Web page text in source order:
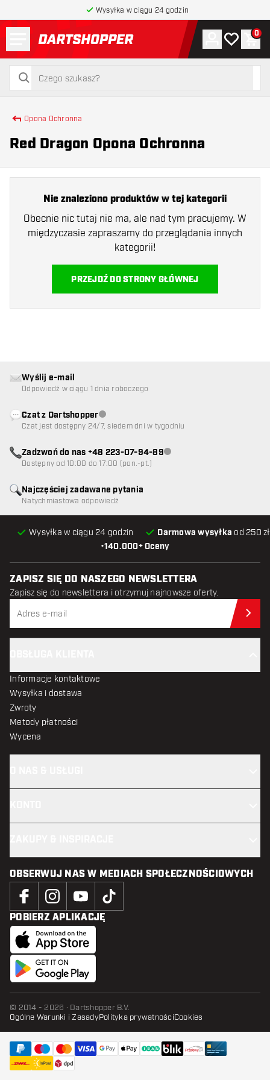
Wysyłka w ciągu 24 godzin
powrót do strony głównej
szukaj
szukaj
Konto
Moja lista
0
Opona Ochronna
Red Dragon Opona Ochronna
Nie znaleziono produktów w tej kategorii
Obecnie nic tutaj nie ma, ale nad tym pracujemy. W
międzyczasie zapraszamy do przeglądania innych
kategorii!
PRZEJDŹ DO STRONY GŁÓWNEJ
•140.000+ Oceny
Wysyłka w ciągu 24 godzin Darmowa wysyłka od 250
Najczęściej zadawane pytania
Natychmiastowa odpowiedź
Wyślij e-mail
Odpowiedź w ciągu 1 dnia roboczego
Czat z DartshopperObsługa klienta niedostępna
Czat jest dostępny 24/7, siedem dni w tygodniu
Zadzwoń do nas +48 223-07-94-89Obsługa klienta niedostępna
Dostępny od 10:00 do 17:00 (pon.-pt.)
ZAPISZ SIĘ DO NASZEGO NEWSLETTERA
Zapisz się do newslettera i otrzymuj najnowsze oferty.
Informacje kontaktowe
Wysyłka i dostawa
Zwroty
Metody płatności
Wycena
OBSERWUJ NAS W MEDIACH SPOŁECZNOŚCIOWYCH
POBIERZ APLIKACJĘ
© 2014 - 2026 · Dartshopper B.V.
Ogólne Warunki i ZasadyPolityka prywatnościCookies